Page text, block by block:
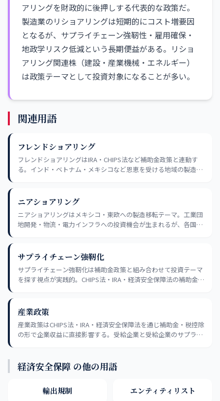
アリングを財政的に後押しする代表的な政策だ。
製造業のリショアリングは短期的にコスト増要因
となるが、サプライチェーン強靭性・雇用確保・
地政学リスク低減という長期便益がある。リショ
アリング関連株（建設・産業機械・エネルギー）
は政策テーマとして投資対象になることが多い。
関連用語
フレンドショアリング
フレンドショアリングはIRA・CHIPS法など補助金政策と連動す
る。インド・ベトナム・メキシコなど恩恵を受ける地域の製造
ニアショアリング
ニアショアリングはメキシコ・東欧への製造移転テーマ。工業団
地開発・物流・電力インフラへの投資機会が生まれるが、各国の
サプライチェーン強靭化
サプライチェーン強靭化は補助金政策と組み合わせて投資テーマ
を探す視点が実践的。CHIPS法・IRA・経済安全保障法の補助金受
産業政策
産業政策はCHIPS法・IRA・経済安全保障法を通じ補助金・税控除
の形で企業収益に直接影響する。受給企業と受給企業のサプライ
経済安全保障 の他の用語
輸出規制 エンティティリスト